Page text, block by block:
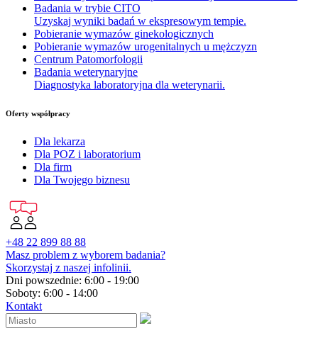
Badania w trybie CITO
Uzyskaj wyniki badań w ekspresowym tempie.
Pobieranie wymazów ginekologicznych
Pobieranie wymazów urogenitalnych u mężczyzn
Centrum Patomorfologii
Badania weterynaryjne
Diagnostyka laboratoryjna dla weterynarii.
Oferty współpracy
Dla lekarza
Dla POZ i laboratorium
Dla firm
Dla Twojego biznesu
+48 22 899 88 88
Masz problem z wyborem badania?
Skorzystaj z naszej infolinii.
Dni powszednie: 6:00 - 19:00
Soboty: 6:00 - 14:00
Kontakt